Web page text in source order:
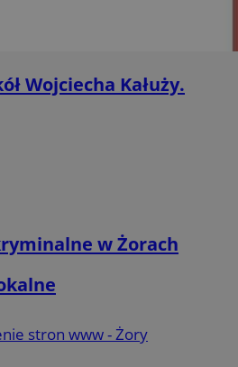
Wojciecha Kałuży.
w Żorach
stron www - Żory